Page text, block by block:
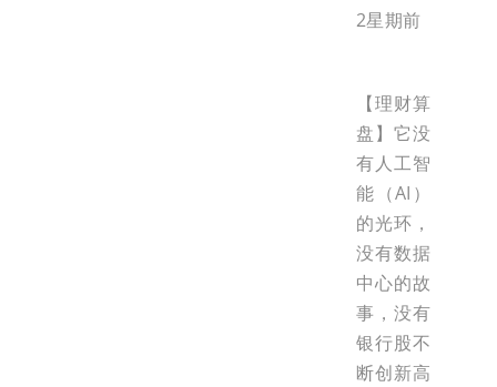
2星期前
【理财算
盘】它没
有人工智
能（AI）
的光环，
没有数据
中心的故
事，没有
银行股不
断创新高